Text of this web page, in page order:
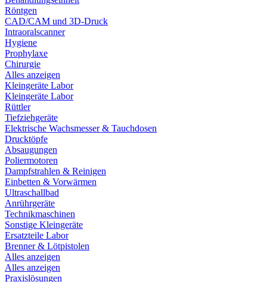
Röntgen
CAD/CAM und 3D-Druck
Intraoralscanner
Hygiene
Prophylaxe
Chirurgie
Alles anzeigen
Kleingeräte Labor
Kleingeräte Labor
Rüttler
Tiefziehgeräte
Elektrische Wachsmesser & Tauchdosen
Drucktöpfe
Absaugungen
Poliermotoren
Dampfstrahlen & Reinigen
Einbetten & Vorwärmen
Ultraschallbad
Anrührgeräte
Technikmaschinen
Sonstige Kleingeräte
Ersatzteile Labor
Brenner & Lötpistolen
Alles anzeigen
Alles anzeigen
Praxislösungen